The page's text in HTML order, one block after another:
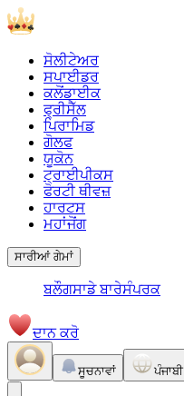
ਸੋਲੀਟੇਅਰ
ਸਪਾਈਡਰ
ਕਲੋਂਡਾਈਕ
ਫ੍ਰੀਸੈੱਲ
ਪਿਰਾਮਿਡ
ਗੋਲਫ
ਯੂਕੋਨ
ਟ੍ਰਾਈਪੀਕਸ
ਫੋਰਟੀ ਥੀਵਜ਼
ਹਾਰਟਸ
ਮਹਾਂਜੋਂਗ
ਸਾਰੀਆਂ ਗੇਮਾਂ
ਬਲੌਗਸਾਡੇ ਬਾਰੇਸੰਪਰਕ
ਦਾਨ ਕਰੋ
ਸੂਚਨਾਵਾਂ ਪੰਜਾਬੀ